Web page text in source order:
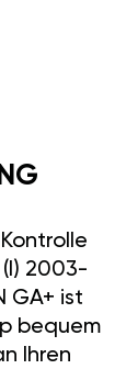
2003-
GA+ ist
bequem
Ihren